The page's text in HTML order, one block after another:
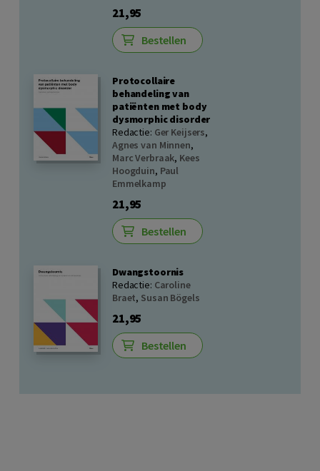
21,95
Bestellen
Protocollaire
behandeling van
patiënten met body
dysmorphic disorder
Redactie: Ger Keijsers,
Agnes van Minnen,
Marc Verbraak, Kees
Hoogduin, Paul
Emmelkamp
21,95
Bestellen
Dwangstoornis
Redactie: Caroline
Braet, Susan Bögels
21,95
Bestellen